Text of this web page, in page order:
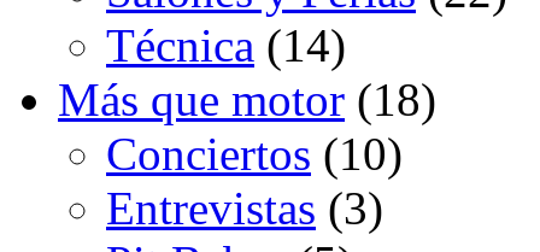
Técnica (14)
Más que motor (18)
Conciertos (10)
Entrevistas (3)